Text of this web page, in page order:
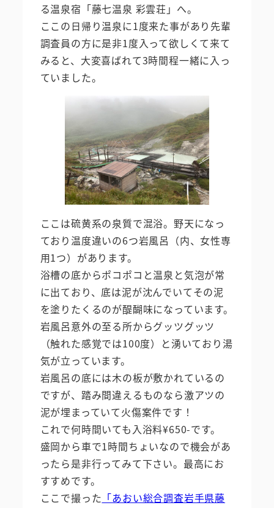
る温泉宿「藤七温泉 彩雲荘」へ。
ここの日帰り温泉に1度来た事があり先輩
調査員の方に是非1度入って欲しくて来て
みると、大変喜ばれて3時間程一緒に入っ
ていました。
ここは硫黄系の泉質で混浴。野天になっ
ており温度違いの6つ岩風呂（内、女性専
用1つ）があります。
浴槽の底からポコポコと温泉と気泡が常
に出ており、底は泥が沈んでいてその泥
を塗りたくるのが醍醐味になっています。
岩風呂意外の至る所からグッツグッツ
（触れた感覚では100度）と湧いており湯
気が立っています。
岩風呂の底には木の板が敷かれているの
ですが、踏み間違えるものなら激アツの
泥が埋まっていて火傷案件です！
これで何時間いても入浴料¥650-です。
盛岡から車で1時間ちょいなので機会があ
ったら是非行ってみて下さい。最高にお
すすめです。
ここで撮った 「あおい総合調査岩手県藤